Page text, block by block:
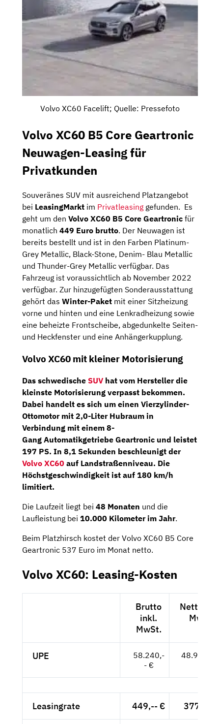
Volvo XC60 Facelift; Quelle: Pressefoto
Volvo XC60 B5 Core Geartronic
Neuwagen-Leasing für
Privatkunden
Souveränes SUV mit ausreichend Platzangebot
bei LeasingMarkt im Privatleasing gefunden. Es
geht um den Volvo XC60 B5 Core Geartronic für
monatlich 449 Euro brutto. Der Neuwagen ist
bereits bestellt und ist in den Farben Platinum-
Grey Metallic, Black-Stone, Denim- Blau Metallic
und Thunder-Grey Metallic verfügbar. Das
Fahrzeug ist voraussichtlich ab November 2022
verfügbar. Zur hinzugefügten Sonderausstattung
gehört das Winter-Paket mit einer Sitzheizung
vorne und hinten und eine Lenkradheizung sowie
eine beheizte Frontscheibe, abgedunkelte Seiten-
und Heckfenster und eine Anhängerkupplung.
Volvo XC60 mit kleiner Motorisierung
Das schwedische SUV hat vom Hersteller die
kleinste Motorisierung verpasst bekommen.
Dabei handelt es sich um einen Vierzylinder-
Ottomotormit 2,0-Liter Hubraum in
Verbindung mit einem 8-
Gang Automatikgetriebe Geartronic und leistet
197 PS. In 8,1 Sekunden beschleunigt der
Volvo XC60 auf Landstraßenniveau. Die
Höchstgeschwindigkeit ist auf 180 km/h
limitiert.
Die Laufzeit liegt bei 48 Monaten und die
Laufleistung bei 10.000 Kilometer im Jahr.
Beim Platzhirsch kostet der Volvo XC60 B5 Core
Geartronic 537 Euro im Monat netto.
Volvo XC60: Leasing-Kosten
Brutto
inkl.
MwSt.
Netto
MwSt.
UPE
58.240,-
- €
48.941,--
Leasingrate 449,-- € 377,31 €